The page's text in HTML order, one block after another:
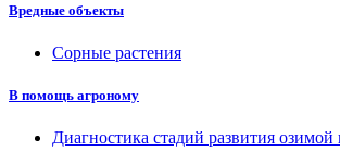
Вредные объекты
Сорные растения
В помощь агроному
Диагностика стадий развития